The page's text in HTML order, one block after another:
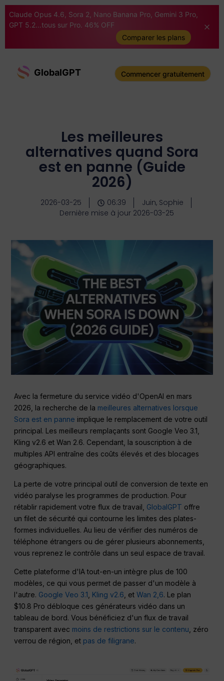
Claude Opus 4.6, Sora 2, Nano Banana Pro, Gemini 3 Pro,
GPT 5.2...tous sur Pro. 46% OFF
Comparer les plans
GlobalGPT Commencer gratuitement
Les meilleures
alternatives quand Sora
est en panne (Guide
2026)
2026-03-25 06:39
Juin, Sophie
Dernière mise à jour 2026-03-25
Avec la fermeture du service vidéo d'OpenAI en mars
2026, la recherche de la meilleures alternatives lorsque
Sora est en panne implique le remplacement de votre outil
principal. Les meilleurs remplaçants sont Google Veo 3.1,
Kling v2.6 et Wan 2.6. Cependant, la souscription à de
multiples API entraîne des coûts élevés et des blocages
géographiques.
La perte de votre principal outil de conversion de texte en
vidéo paralyse les programmes de production. Pour
rétablir rapidement votre flux de travail, GlobalGPT offre
un filet de sécurité qui contourne les limites des plates-
formes individuelles. Au lieu de vérifier des numéros de
téléphone étrangers ou de gérer plusieurs abonnements,
vous reprenez le contrôle dans un seul espace de travail.
Cette plateforme d'IA tout-en-un intègre plus de 100
modèles, ce qui vous permet de passer d'un modèle à
l'autre. Google Veo 3.1, Kling v2.6, etWan 2,6. Le plan
$10.8 Pro débloque ces générateurs vidéo dans un
tableau de bord. Vous bénéficiez d'un flux de travail
transparent avec moins de restrictions sur le contenu, zéro
verrou de région, et pas de filigrane.